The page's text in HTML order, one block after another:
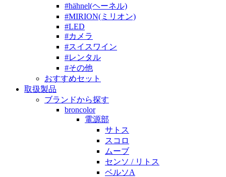
#hähnel(ヘーネル)
#MIRION(ミリオン)
#LED
#カメラ
#スイスワイン
#レンタル
#その他
おすすめセット
取扱製品
ブランドから探す
broncolor
電源部
サトス
スコロ
ムーブ
センソ / リトス
ベルソA